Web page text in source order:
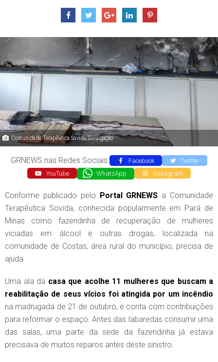
Comunidade Terapêutica Sovida/Divulgação
GRNEWS nas Redes Sociais Facebook
Twitter
YouTube
WhatsApp Instagram
Conforme publicado pelo Portal GRNEWS a Comunidade
Terapêutica Sovida, conhecida popularmente em Pará de
Minas como fazendinha de recuperação de mulheres
viciadas em álcool e outras drogas, localizada na
comunidade de Costas, área rural do município, precisa de
ajuda.
Uma ala da casa que acolhe 11 mulheres que buscam a
reabilitação de seus vícios foi atingida por um incêndio
na madrugada de 21 de outubro, e conta com contribuições
para reformar o espaço. Antes das labaredas consumir uma
das salas, uma parte da sede da fazendinha já estava
precisava de muitos reparos antes deste sinistro.